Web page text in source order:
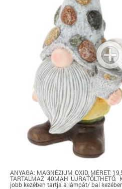
ANYAGA: MAGNÉZIUM OXID, MÉRET:
TARTALMAZ 40MAH
jobb kezében tartja a lámpát/ bal